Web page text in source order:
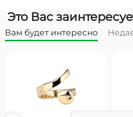
Это Вас
Вам будет интересно